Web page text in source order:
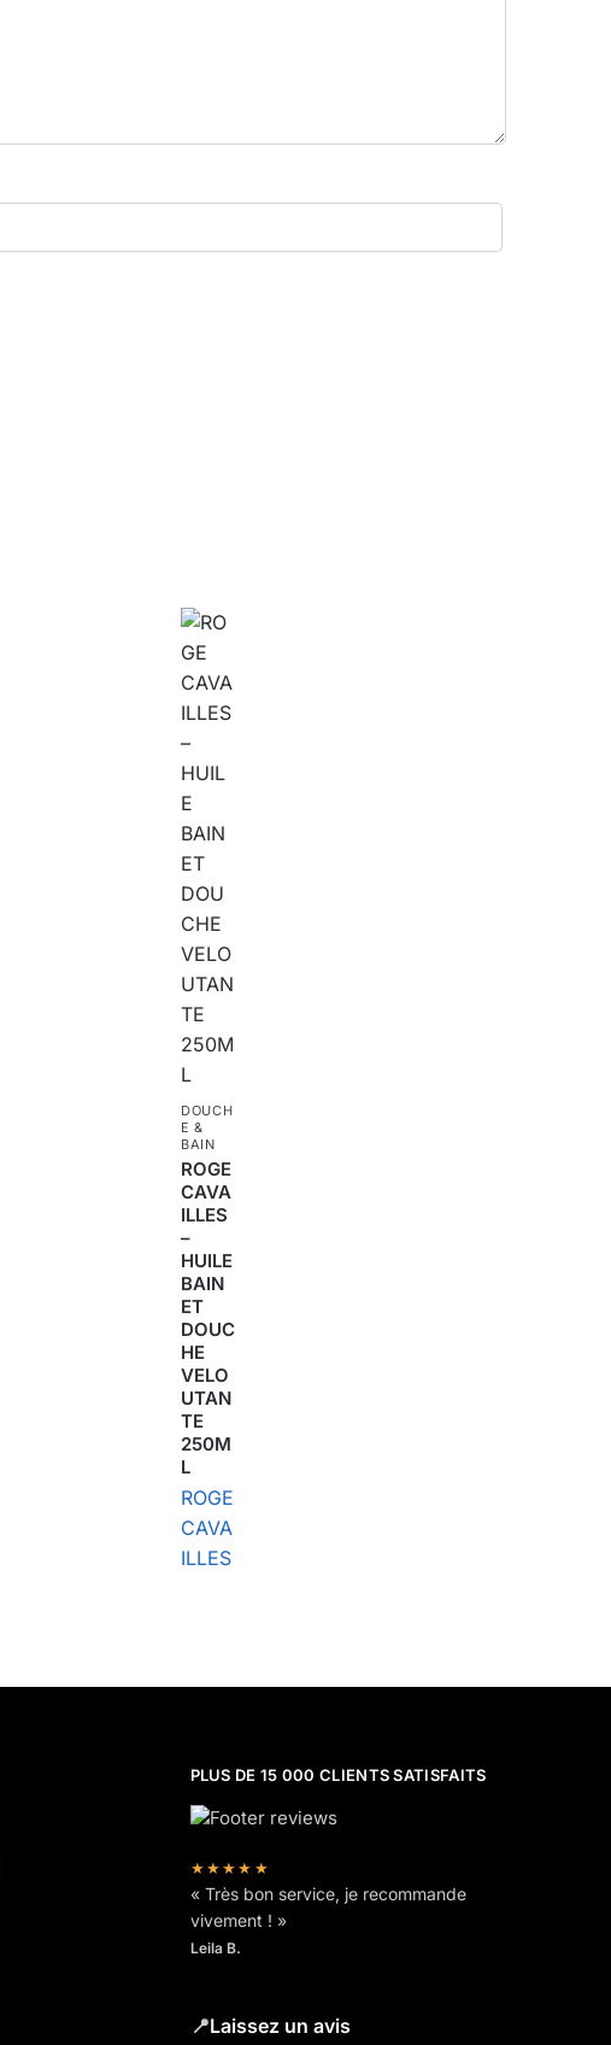
DOUCH
E &
BAIN
ROGE
CAVA
ILLES
–
HUILE
BAIN
ET
DOUC
HE
VELO
UTAN
TE
250M
L
ROGE
CAVA
ILLES
PLUS DE 15 000 CLIENTS SATISFAITS
★★★★★
« Très bon service, je recommande
vivement ! »
Leila B.
📍Laissez un avis